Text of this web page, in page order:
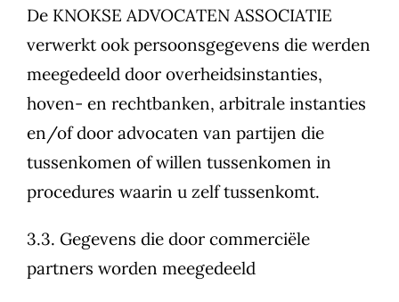
De KNOKSE ADVOCATEN ASSOCIATIE
verwerkt ook persoonsgegevens die werden
meegedeeld door overheidsinstanties,
hoven- en rechtbanken, arbitrale instanties
en/of door advocaten van partijen die
tussenkomen of willen tussenkomen in
procedures waarin u zelf tussenkomt.
3.3. Gegevens die door commerciële
partners worden meegedeeld